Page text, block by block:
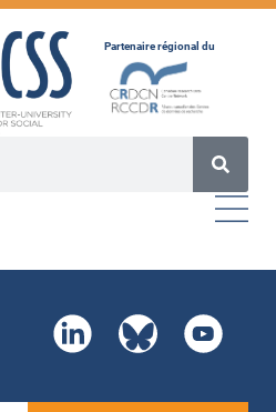
Partenaire régional du